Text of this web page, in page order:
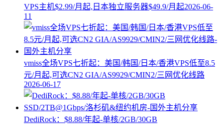
VPS主机$2.99/月起,日本独立服务器$49.9/月起2026-06-
11
vmiss全场VPS七折起：美国/韩国/日本/香港VPS低至8.5
元/月起,可选CN2 GIA/AS9929/CMIN2/三网优化线路
2026-06-17
DediRock：$8.88/年起-单核/2GB/30GB